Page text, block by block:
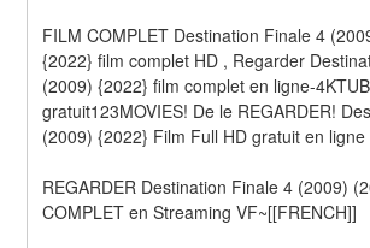
FILM COMPLET Destination Finale 4
{2022} film complet HD , Regarder
(2009) {2022} film complet en ligne-
gratuit123MOVIES! De le REGARDER!
(2009) {2022} Film Full HD gratuit en ligne
REGARDER Destination Finale 4 (2009)
COMPLET en Streaming VF~[[FRENCH]]